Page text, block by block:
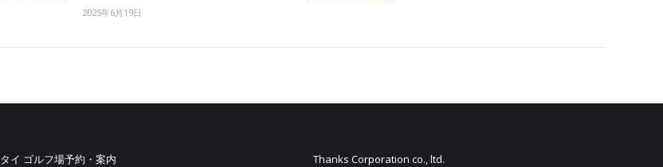
2025年6月19日
タイ ゴルフ場予約・案内
Thanks Corporation co., ltd.